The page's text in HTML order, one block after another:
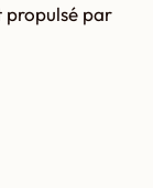
propulsé par